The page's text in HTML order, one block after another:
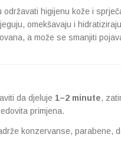
higijenu kože i
omekšavaju i
a može se smanjiti
da djeluje 1–2 minute,
primjena.
konzervanse, parabene,